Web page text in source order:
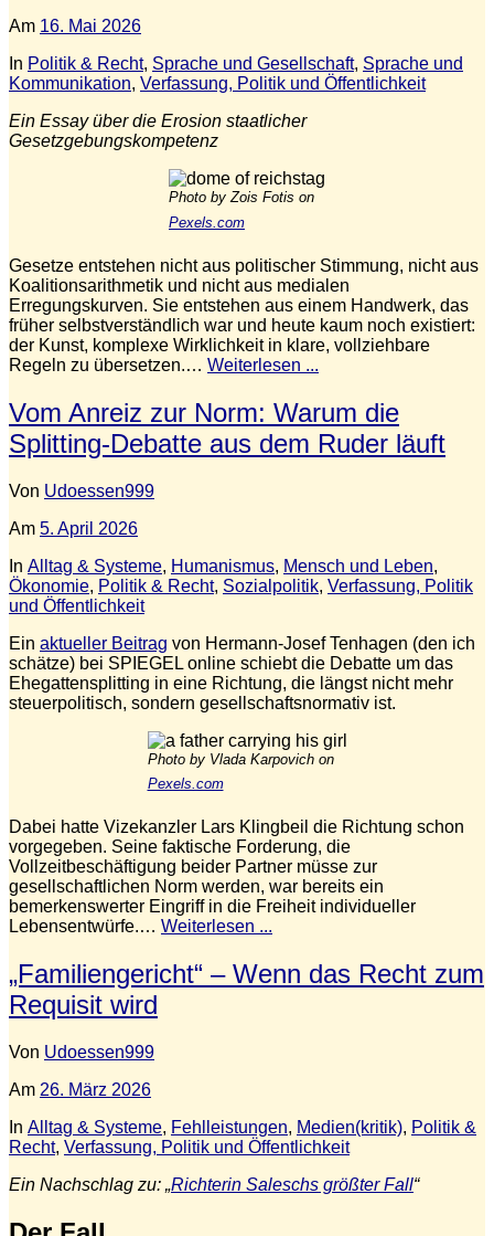
Am 16. Mai 2026
In Politik & Recht, Sprache und Gesellschaft, Sprache und
Kommunikation, Verfassung, Politik und Öffentlichkeit
Ein Essay über die Erosion staatlicher
Gesetzgebungskompetenz
Photo by Zois Fotis on
Pexels.com
Gesetze entstehen nicht aus politischer Stimmung, nicht aus
Koalitionsarithmetik und nicht aus medialen
Erregungskurven. Sie entstehen aus einem Handwerk, das
früher selbstverständlich war und heute kaum noch existiert:
der Kunst, komplexe Wirklichkeit in klare, vollziehbare
Regeln zu übersetzen.… Weiterlesen ...
Vom Anreiz zur Norm: Warum die
Splitting‑Debatte aus dem Ruder läuft
Von Udoessen999
Am 5. April 2026
In Alltag & Systeme, Humanismus, Mensch und Leben,
Ökonomie, Politik & Recht, Sozialpolitik, Verfassung, Politik
und Öffentlichkeit
Ein aktueller Beitrag von Hermann‑Josef Tenhagen (den ich
schätze) bei SPIEGEL online schiebt die Debatte um das
Ehegattensplitting in eine Richtung, die längst nicht mehr
steuerpolitisch, sondern gesellschaftsnormativ ist.
Photo by Vlada Karpovich on
Pexels.com
Dabei hatte Vizekanzler Lars Klingbeil die Richtung schon
vorgegeben. Seine faktische Forderung, die
Vollzeitbeschäftigung beider Partner müsse zur
gesellschaftlichen Norm werden, war bereits ein
bemerkenswerter Eingriff in die Freiheit individueller
Lebensentwürfe.… Weiterlesen ...
„Familiengericht“ – Wenn das Recht zum
Requisit wird
Von Udoessen999
Am 26. März 2026
In Alltag & Systeme, Fehlleistungen, Medien(kritik), Politik &
Recht, Verfassung, Politik und Öffentlichkeit
Ein Nachschlag zu: „Richterin Saleschs größter Fall“